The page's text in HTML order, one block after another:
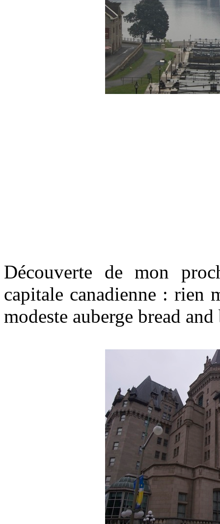
Découverte de mon
capitale canadienne : rien
modeste auberge bread